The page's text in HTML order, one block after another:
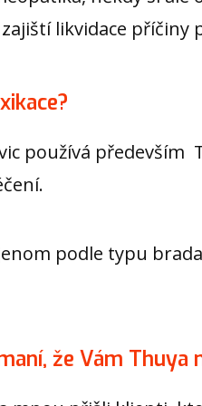
likvidace příčiny
používá především
podle typu
že Vám Thuya